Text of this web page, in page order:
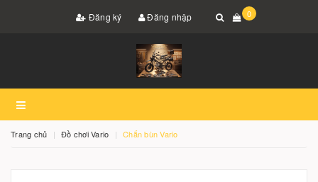
Đăng ký Đăng nhập 0
Trang chủ Đồ chơi Vario Chắn bùn Vario